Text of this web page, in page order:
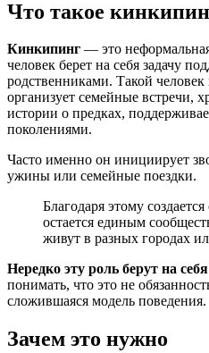
Что такое
Кинкипинг — это
человек берет на себя задачу
родственниками. Такой
организует семейные встречи,
истории о предках,
поколениями.
Часто именно он инициирует
ужины или семейные поездки.
Благодаря этому
остается единым
живут в разных городах
Нередко эту роль берут на
понимать, что это не
сложившаяся модель поведения.
Зачем это нужно